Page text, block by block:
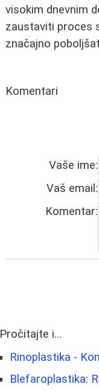
visokim dnevnim
zaustaviti proces
značajno
Komentari
Vaše ime:
Vaš email:
Komentar:
Pročitajte i...
Rinoplastika -
Blefaroplastika: